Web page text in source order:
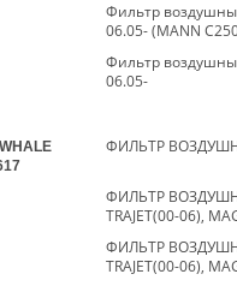
Фильтр
06.05- (MANN
Фильтр
06.05-
ФИЛЬТР
TRAJET(00-06),
ФИЛЬТР
TRAJET(00-06),